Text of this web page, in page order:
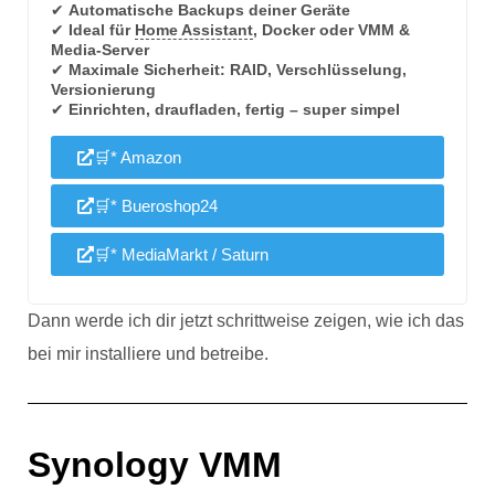
✔ Automatische Backups deiner Geräte
✔ Ideal für Home Assistant, Docker oder VMM &
Media-Server
✔ Maximale Sicherheit: RAID, Verschlüsselung,
Versionierung
✔ Einrichten, draufladen, fertig – super simpel
🛒* Amazon
🛒* Bueroshop24
🛒* MediaMarkt / Saturn
Dann werde ich dir jetzt schrittweise zeigen, wie ich das
bei mir installiere und betreibe.
Synology VMM